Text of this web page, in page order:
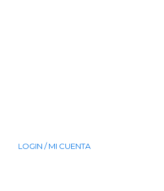
LOGIN / MI CUENTA